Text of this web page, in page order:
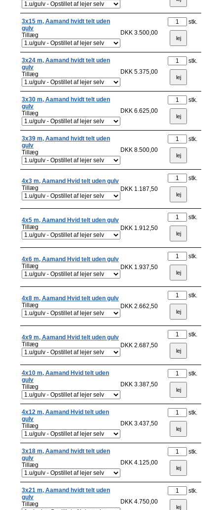
3x15 m, Aamand hvidt telt uden
gulv
Tillæg
DKK 3.500,00
stk.
3x24 m, Aamand hvidt telt uden
gulv
Tillæg
DKK 5.375,00
stk.
3x30 m, Aamand hvidt telt uden
gulv
Tillæg
DKK 6.625,00
stk.
3x39 m, Aamand hvidt telt uden
gulv
Tillæg
DKK 8.500,00
stk.
4x3 m, Aamand Hvid telt uden gulv
Tillæg
DKK 1.187,50
stk.
4x5 m, Aamand Hvid telt uden gulv
Tillæg
DKK 1.912,50
stk.
4x6 m, Aamand Hvid telt uden gulv
Tillæg
DKK 1.937,50
stk.
4x8 m, Aamand Hvid telt uden gulv
Tillæg
DKK 2.662,50
stk.
4x9 m, Aamand Hvid telt uden gulv
Tillæg
DKK 2.687,50
stk.
4x10 m, Aamand Hvid telt uden
gulv
Tillæg
DKK 3.387,50
stk.
4x12 m, Aamand Hvid telt uden
gulv
Tillæg
DKK 3.437,50
stk.
3x18 m, Aamand hvidt telt uden
gulv
Tillæg
DKK 4.125,00
stk.
3x21 m, Aamand hvidt telt uden
gulv
Tillæg
DKK 4.750,00
stk.